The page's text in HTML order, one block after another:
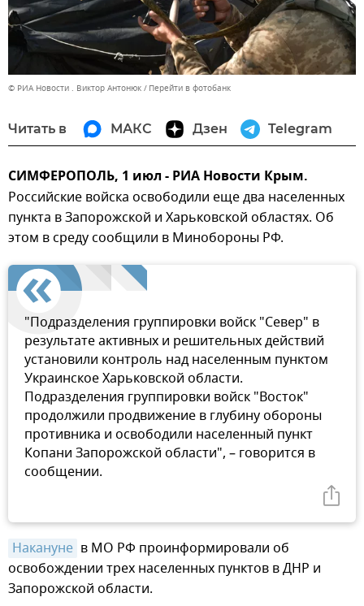
© РИА Новости . Виктор Антонюк Перейти в фотобанк
Читать в МАКС Дзен Telegram
СИМФЕРОПОЛЬ, 1 июл - РИА Новости Крым.
Российские войска освободили еще два населенных
пункта в Запорожской и Харьковской областях. Об
этом в среду сообщили в Минобороны РФ.
"Подразделения группировки войск "Север" в
результате активных и решительных действий
установили контроль над населенным пунктом
Украинское Харьковской области.
Подразделения группировки войск "Восток"
продолжили продвижение в глубину обороны
противника и освободили населенный пункт
Копани Запорожской области", – говорится в
сообщении.
Накануне в МО РФ проинформировали об
освобождении трех населенных пунктов в ДНР и
Запорожской области.